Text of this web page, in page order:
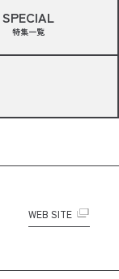
SPECIAL
特集一覧
WEB SITE